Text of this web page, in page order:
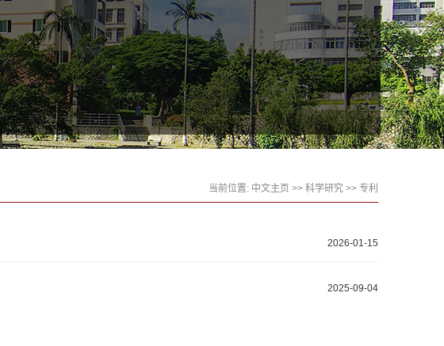
当前位置: 中文主页 >> 科学研究 >> 专利
2026-01-15
2025-09-04